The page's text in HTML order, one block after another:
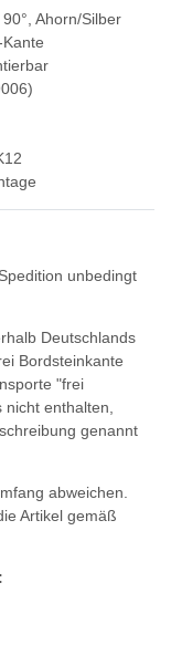
Ahorn/Silber
unbedingt
Deutschlands
Bordsteinkante
"frei
enthalten,
genannt
abweichen.
Artikel gemäß